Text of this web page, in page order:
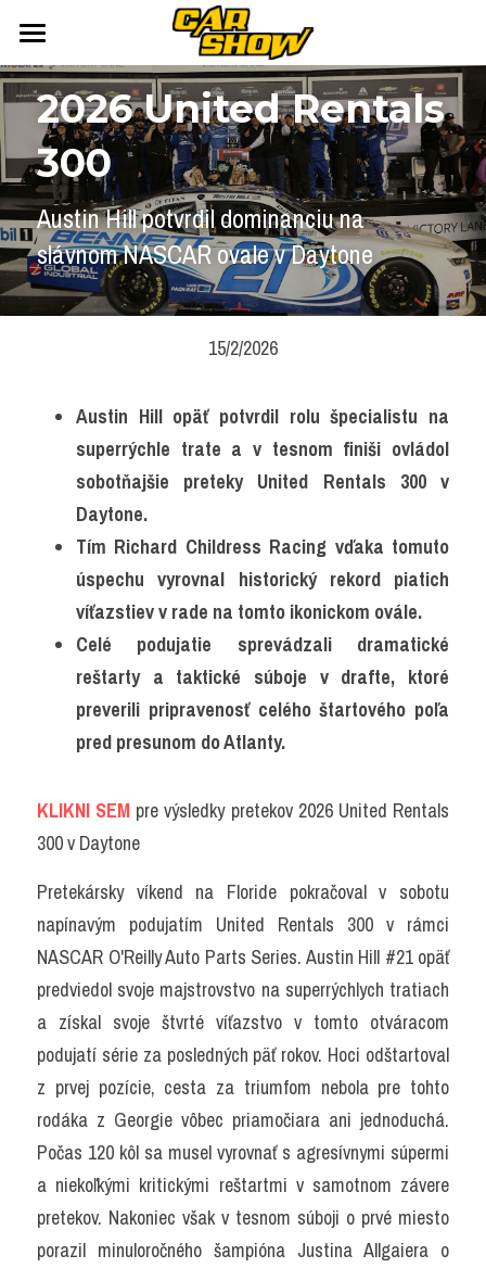
DOMOV
AUTONEWS
AUKCIE
ARCHÍV
NEWSLETTER
ŠPORT
ČLÁNKY
KALENDÁR
2026 United Rentals
300
Austin Hill potvrdil dominanciu na
slávnom NASCAR ovale v Daytone
15/2/2026
Austin Hill opäť potvrdil rolu špecialistu na
superrýchle trate a v tesnom finiši ovládol
sobotňajšie preteky United Rentals 300 v
Daytone.
Tím Richard Childress Racing vďaka tomuto
úspechu vyrovnal historický rekord piatich
víťazstiev v rade na tomto ikonickom ovále.
Celé podujatie sprevádzali dramatické
reštarty a taktické súboje v drafte, ktoré
preverili pripravenosť celého štartového poľa
pred presunom do Atlanty.
KLIKNI SEM pre výsledky pretekov 2026 United Rentals
300 v Daytone
Pretekársky víkend na Floride pokračoval v sobotu
napínavým podujatím United Rentals 300 v rámci
NASCAR O'Reilly Auto Parts Series. Austin Hill #21 opäť
predviedol svoje majstrovstvo na superrýchlych tratiach
a získal svoje štvrté víťazstvo v tomto otváracom
podujatí série za posledných päť rokov. Hoci odštartoval
z prvej pozície, cesta za triumfom nebola pre tohto
rodáka z Georgie vôbec priamočiara ani jednoduchá.
Počas 120 kôl sa musel vyrovnať s agresívnymi súpermi
a niekoľkými kritickými reštartmi v samotnom závere
pretekov. Nakoniec však v tesnom súboji o prvé miesto
porazil minuloročného šampióna Justina Allgaiera o